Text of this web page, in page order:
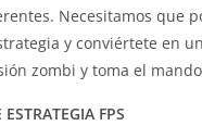
Necesitamos que
y conviértete en
zombi y toma el
FPS